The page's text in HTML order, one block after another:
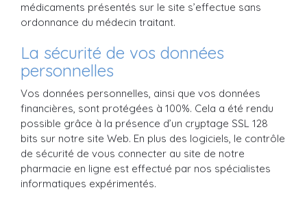
médicaments présentés sur le site s’effectue sans
ordonnance du médecin traitant.
La sécurité de vos données
personnelles
Vos données personnelles, ainsi que vos données
financières, sont protégées à 100%. Cela a été rendu
possible grâce à la présence d’un cryptage SSL 128
bits sur notre site Web. En plus des logiciels, le contrôle
de sécurité de vous connecter au site de notre
pharmacie en ligne est effectué par nos spécialistes
informatiques expérimentés.